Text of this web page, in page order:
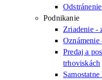
Podnikanie
Zriadenie -
Predaj a
trhoviskách